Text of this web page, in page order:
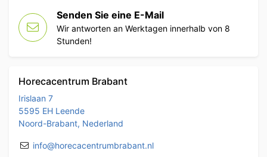
Senden Sie eine E-Mail
Wir antworten an Werktagen innerhalb von 8
Stunden!
Horecacentrum Brabant
Irislaan 7
5595 EH Leende
Noord-Brabant, Nederland
info@horecacentrumbrabant.nl